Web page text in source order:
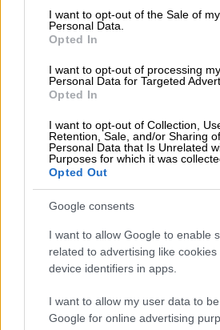
consent section.
I want to opt-out of the Sale of my
Personal Data.
Opted In
I want to opt-out of processing my
Personal Data for Targeted
Opted In
I want to opt-out of Collection,
Retention, Sale, and/or Sharing
Personal Data that Is Unrelated
Purposes for which it was
Opted Out
Google consents
I want to allow Google to enable
related to advertising like
device identifiers in apps.
I want to allow my user data to
Google for online advertising
«Το αποφάσισα για το
Σε ανακοίνωσή του, ο κ.
αποφάσισα για το καλό της
Κεντροαριστεράς να
Δημοκρατίας
Την ένταξη τουΓιάννη
καλωσόρισε με τη σειρά
Δημοκρατίας,αναφέροντας
ότι «η προσχώρησή του
προσπάθειά μας για
της Κεντροαριστεράς στη